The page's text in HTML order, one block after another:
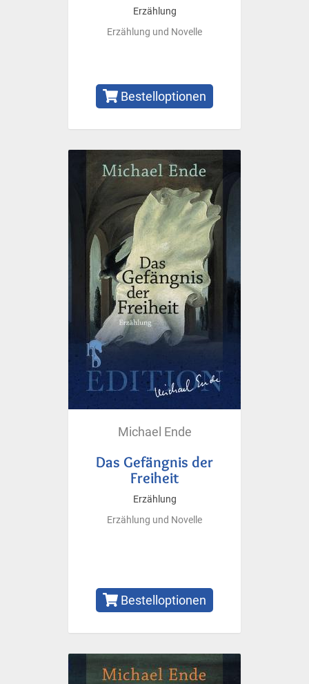
Erzählung
Erzählung und Novelle
Bestelloptionen
Michael Ende
Das Gefängnis der
Freiheit
Erzählung
Erzählung und Novelle
Bestelloptionen